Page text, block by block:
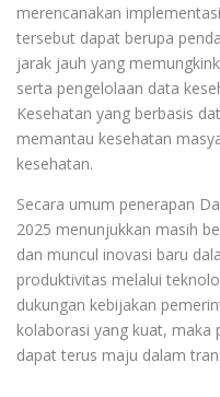
merencanakan
tersebut dapat berupa
jarak jauh yang
serta pengelolaan data
Kesehatan yang berbasis
memantau kesehatan
kesehatan.
Secara umum penerapan
2025 menunjukkan masih
dan muncul inovasi baru
produktivitas melalui
dukungan kebijakan
kolaborasi yang kuat, maka
dapat terus maju dalam